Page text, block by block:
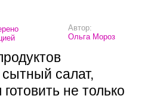
Автор:
Ольга Мороз
салат,
не только